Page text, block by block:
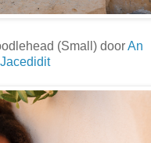
(Small) doorAn